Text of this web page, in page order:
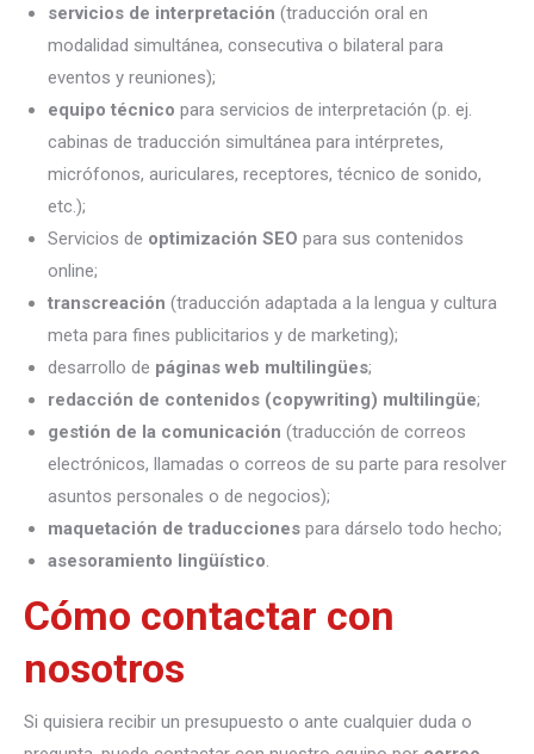
servicios de interpretación (traducción oral en
modalidad simultánea, consecutiva o bilateral para
eventos y reuniones);
equipo técnico para servicios de interpretación (p. ej.
cabinas de traducción simultánea para intérpretes,
micrófonos, auriculares, receptores, técnico de sonido,
etc.);
Servicios de optimización SEO para sus contenidos
online;
transcreación (traducción adaptada a la lengua y cultura
meta para fines publicitarios y de marketing);
desarrollo de páginas web multilingües;
redacción de contenidos (copywriting) multilingüe;
gestión de la comunicación (traducción de correos
electrónicos, llamadas o correos de su parte para resolver
asuntos personales o de negocios);
maquetación de traducciones para dárselo todo hecho;
asesoramiento lingüístico.
Cómo contactar con
nosotros
Si quisiera recibir un presupuesto o ante cualquier duda o